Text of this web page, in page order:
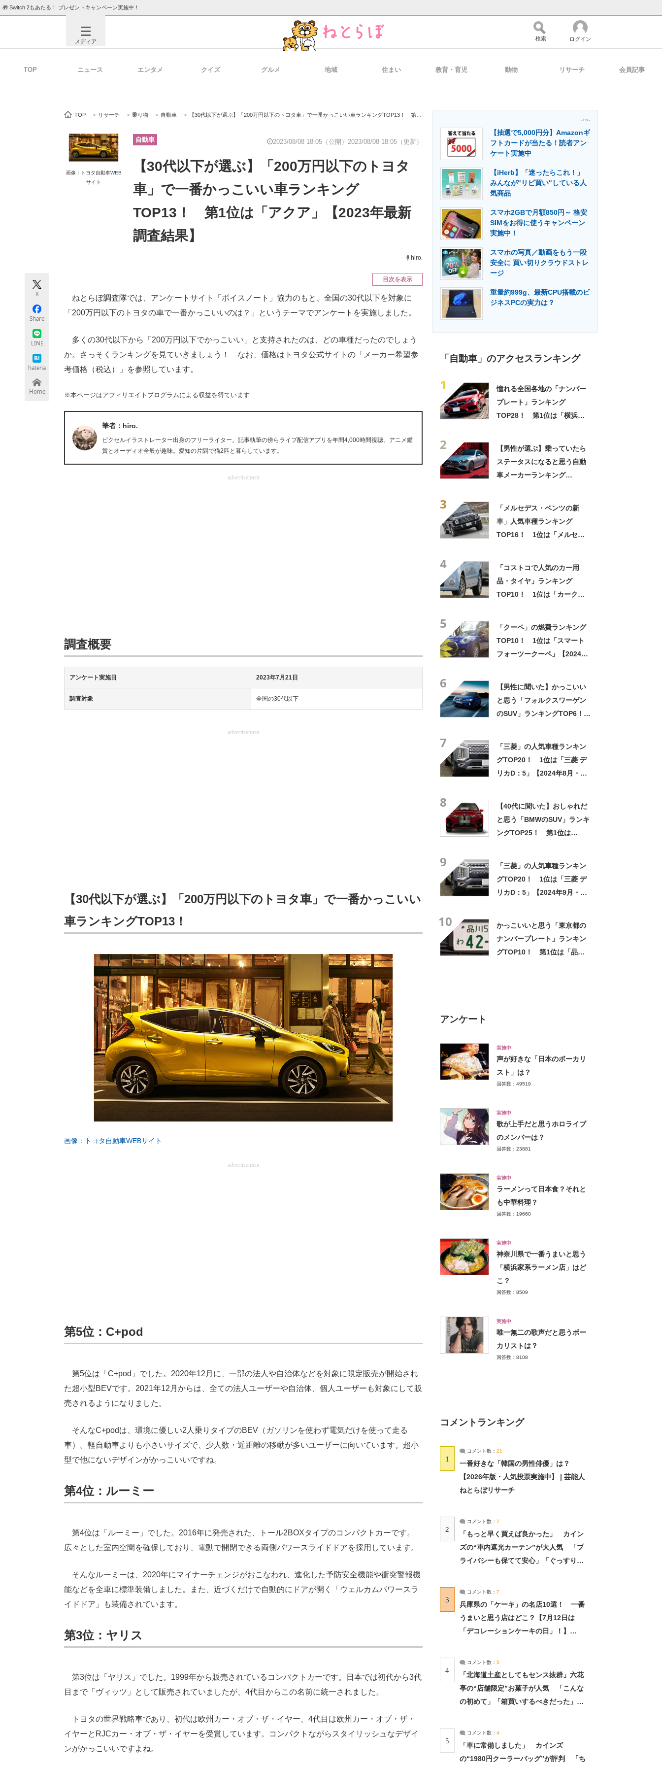
🎁 Switch 2もあたる！ プレゼントキャンペーン実施中！
メディア
ビジネスと働き方のヒント 経営リーダーのコミュニティ マーケ×ITの今がよく分かる
ITエンジニア向け専門サイト 企業向けIT製品の総合サイト 製造業のIT導入・活用を支援
モノづくり技術者専門サイト エレクトロニクス専門サイト エネルギーの専門メディア 建設×テクノロジーの最前線
検索 ログイン
TOP ニュース エンタメ クイズ グルメ 地域 住まい 教育・育児 動物 リサーチ 会員記事
TOP > リサーチ > 乗り物 > 自動車 > 【30代以下が選ぶ】「200万円以下のトヨタ車」で一番かっこいい車ランキングTOP13！ 第1位は「アクア」【2023年最新調査結果】
画像：トヨタ自動車WEB
サイト
自動車 2023/08/08 18:05（公開） 2023/08/08 18:05（更新）
【30代以下が選ぶ】「200万円以下のトヨタ
車」で一番かっこいい車ランキング
TOP13！ 第1位は「アクア」【2023年最新
調査結果】
hiro.
X
Share
LINE
hatena
Home
目次を表示
ねとらぼ調査隊では、アンケートサイト「ボイスノート」協力のもと、全国の30代以下を対象に
「200万円以下のトヨタの車で一番かっこいいのは？」というテーマでアンケートを実施しました。
多くの30代以下から「200万円以下でかっこいい」と支持されたのは、どの車種だったのでしょう
か。さっそくランキングを見ていきましょう！ なお、価格はトヨタ公式サイトの「メーカー希望参
考価格（税込）」を参照しています。
※本ページはアフィリエイトプログラムによる収益を得ています
筆者：hiro.
ピクセルイラストレーター出身のフリーライター。記事執筆の傍らライブ配信アプリを年間4,000時間視聴。アニメ鑑
賞とオーディオ全般が趣味。愛知の片隅で猫2匹と暮らしています。
advertisement
調査概要
アンケート実施日 2023年7月21日
調査対象 全国の30代以下
advertisement
【30代以下が選ぶ】「200万円以下のトヨタ車」で一番かっこいい
車ランキングTOP13！
画像：トヨタ自動車WEBサイト
advertisement
第5位：C+pod
第5位は「C+pod」でした。2020年12月に、一部の法人や自治体などを対象に限定販売が開始され
た超小型BEVです。2021年12月からは、全ての法人ユーザーや自治体、個人ユーザーも対象にして販
売されるようになりました。
そんなC+podは、環境に優しい2人乗りタイプのBEV（ガソリンを使わず電気だけを使って走る
車）。軽自動車よりも小さいサイズで、少人数・近距離の移動が多いユーザーに向いています。超小
型で他にないデザインがかっこいいですね。
第4位：ルーミー
第4位は「ルーミー」でした。2016年に発売された、トール2BOXタイプのコンパクトカーです。
広々とした室内空間を確保しており、電動で開閉できる両側パワースライドドアを採用しています。
そんなルーミーは、2020年にマイナーチェンジがおこなわれ、進化した予防安全機能や衝突警報機
能などを全車に標準装備しました。また、近づくだけで自動的にドアが開く「ウェルカムパワースラ
イドドア」も装備されています。
第3位：ヤリス
第3位は「ヤリス」でした。1999年から販売されているコンパクトカーです。日本では初代から3代
目まで「ヴィッツ」として販売されていましたが、4代目からこの名前に統一されました。
トヨタの世界戦略車であり、初代は欧州カー・オブ・ザ・イヤー、4代目は欧州カー・オブ・ザ・
イヤーとRJCカー・オブ・ザ・イヤーを受賞しています。コンパクトながらスタイリッシュなデザイ
ンがかっこいいですよね。
- PR -
【抽選で5,000円分】Amazonギ
フトカードが当たる！読者アン
ケート実施中
【iHerb】「迷ったらこれ！」
みんなが"リピ買い"している人
気商品
スマホ2GBで月額850円～ 格安
SIMをお得に使うキャンペーン
実施中！
スマホの写真／動画をもう一段
安全に 買い切りクラウドストレ
ージ
重量約999g、最新CPU搭載のビ
ジネスPCの実力は？
「自動車」のアクセスランキング
1
憧れる全国各地の「ナンバー
プレート」ランキング
TOP28！ 第1位は「横浜」
2
【男性が選ぶ】乗っていたら
ステータスになると思う自動
車メーカーランキング
3
「メルセデス・ベンツの新
車」人気車種ランキング
TOP16！ 1位は「メルセデ
4
「コストコで人気のカー用
品・タイヤ」ランキング
TOP10！ 1位は「カークラ
5
「クーペ」の燃費ランキング
TOP10！ 1位は「スマート
フォーツークーペ」【2024年
6
【男性に聞いた】かっこいい
と思う「フォルクスワーゲン
のSUV」ランキングTOP6！
7
「三菱」の人気車種ランキン
グTOP20！ 1位は「三菱 デ
リカD：5」【2024年8月・カ
8
【40代に聞いた】おしゃれだ
と思う「BMWのSUV」ランキ
ングTOP25！ 第1位は
9
「三菱」の人気車種ランキン
グTOP20！ 1位は「三菱 デ
リカD：5」【2024年9月・カ
10
かっこいいと思う「東京都の
ナンバープレート」ランキン
グTOP10！ 第1位は「品
アンケート
実施中
声が好きな「日本のボーカリ
スト」は？
回答数：49519
実施中
歌が上手だと思うホロライブ
のメンバーは？
回答数：23881
実施中
ラーメンって日本食？それと
も中華料理？
回答数：19660
実施中
神奈川県で一番うまいと思う
「横浜家系ラーメン店」はど
こ？
回答数：8509
実施中
唯一無二の歌声だと思うボー
カリストは？
回答数：8108
コメントランキング
1
コメント数： 21
一番好きな「韓国の男性俳優」は？
【2026年版・人気投票実施中】 | 芸能人
ねとらぼリサーチ
2
コメント数： 7
「もっと早く買えば良かった」 カイン
ズの“車内遮光カーテン”が大人気 「プ
ライバシーも保てて安心」「ぐっすり眠
3
コメント数： 7
兵庫県の「ケーキ」の名店10選！ 一番
うまいと思う店はどこ？【7月12日は
「デコレーションケーキの日」！】
4
コメント数： 5
「北海道土産としてもセンス抜群」六花
亭の“店舗限定”お菓子が人気 「こんな
の初めて」「箱買いするべきだった」
5
コメント数： 4
「車に常備しました」 カインズ
の“1980円クーラーバッグ”が評判 「ち